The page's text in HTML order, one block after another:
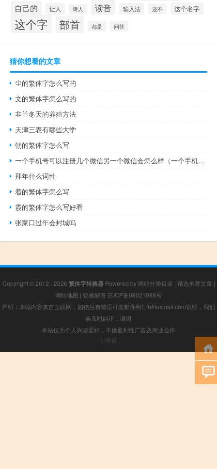
自己的 让人 诗人 读音 输入法 还不 这个名字
这个字 部首 都是 问答
猜你想看的文章
尘的繁体字怎么写的
文的繁体字怎么写的
韭兰冬天的养殖方法
天津三表有哪些大学
朝的繁体字怎么写
一个手机号可以注册几个微信另一个微信会怎么样（一个手机号可以注册几个微信）
拜年什么词性
着的繁体字怎么写
霞的繁体字怎么写好看
张家口过年会封城吗
Copyright © 2012 - 2026 繁体字转换器Powered by 网站分类目录 | 精选推荐文章 |
网站地图 | 疑难解答 苏ICP备08021088号
声明：本站内容来自互联网，如信息有错误可发邮件到f_fb#foxmail.com说明，我们
会及时纠正，谢谢
本站仅为个人兴趣爱好，不接盈利性广告及商业合作
小男孩